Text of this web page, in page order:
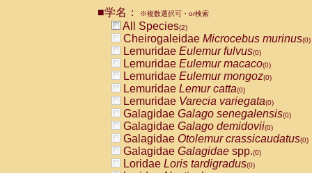
■学名： ※複数選択可・or検索
All Species(2)
Cheirogaleidae Microcebus murinus(0)
Lemuridae Eulemur fulvus(0)
Lemuridae Eulemur macaco(0)
Lemuridae Eulemur mongoz(0)
Lemuridae Lemur catta(0)
Lemuridae Varecia variegata(0)
Galagidae Galago senegalensis(0)
Galagidae Galago demidovii(0)
Galagidae Otolemur crassicaudatus(0)
Galagidae Galagidae spp.(0)
Loridae Loris tardigradus(0)